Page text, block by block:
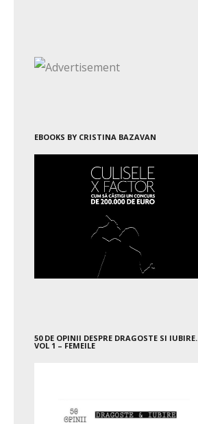
EBOOKS BY CRISTINA BAZAVAN
50 DE OPINII DESPRE DRAGOSTE SI IUBIRE.
VOL 1 – FEMEILE